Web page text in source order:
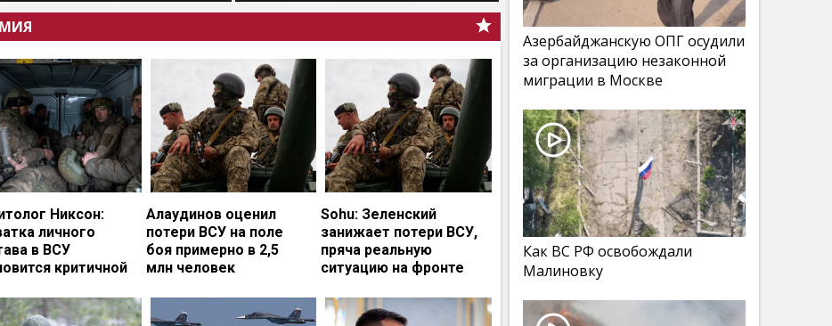
Никсон:
личного
в ВСУ
критичной
Алаудинов оценил
потери ВСУ на поле
боя примерно в 2,5
млн человек
Sohu: Зеленский
занижает потери ВСУ,
пряча реальную
ситуацию на фронте
Азербайджанскую ОПГ осудили
за организацию незаконной
миграции в Москве
Как ВС РФ освобождали
Малиновку